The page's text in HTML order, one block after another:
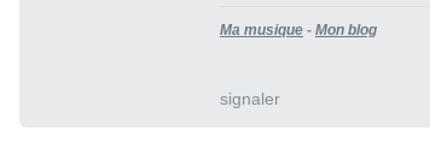
Ma musique - Mon blog
signaler